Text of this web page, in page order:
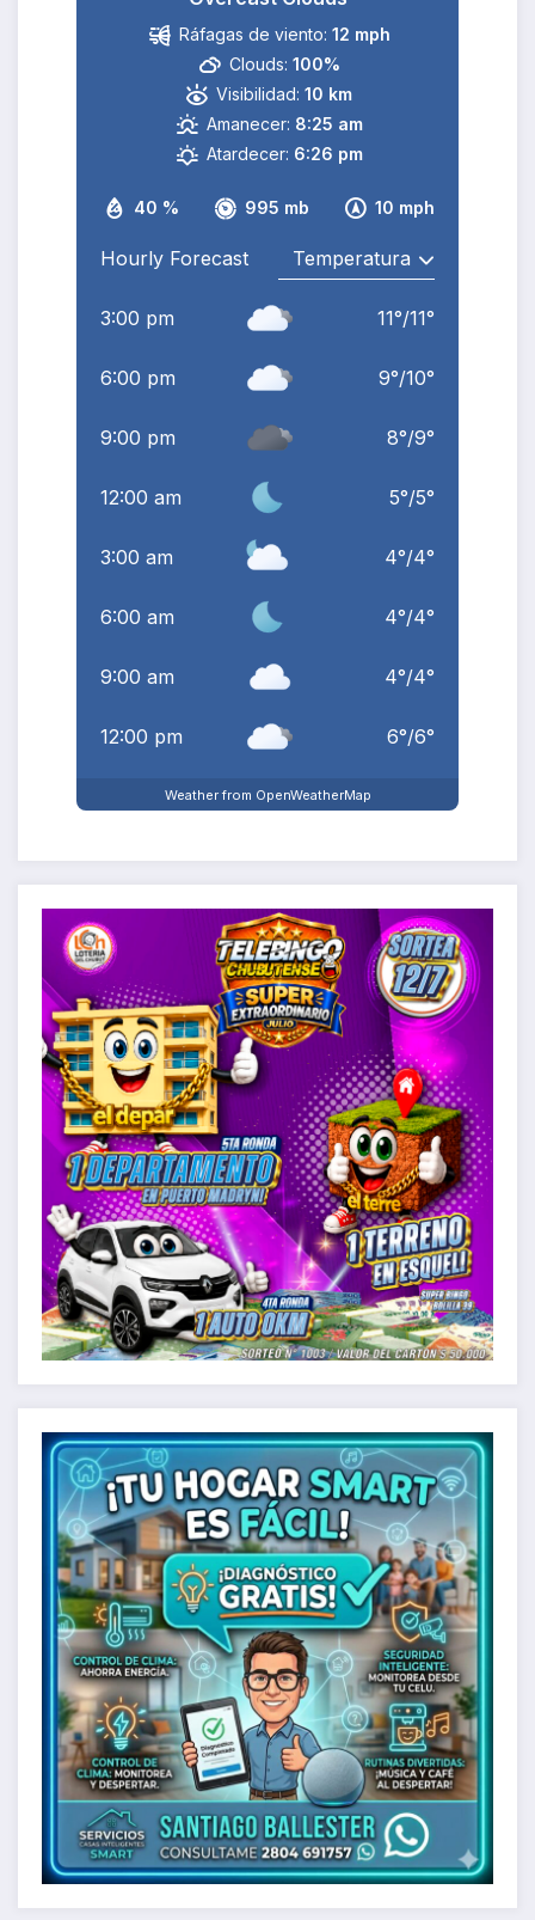
40 % 995 mb 10 mph
Ráfagas de viento: 12 mph
Clouds: 100%
Visibilidad: 10 km
Amanecer: 8:25 am
Atardecer: 6:26 pm
Hourly Forecast
3:00 pm 11°/11°
6:00 pm 9°/10°
9:00 pm 8°/9°
12:00 am 5°/5°
3:00 am 4°/4°
6:00 am 4°/4°
9:00 am 4°/4°
12:00 pm 6°/6°
Weather from OpenWeatherMap